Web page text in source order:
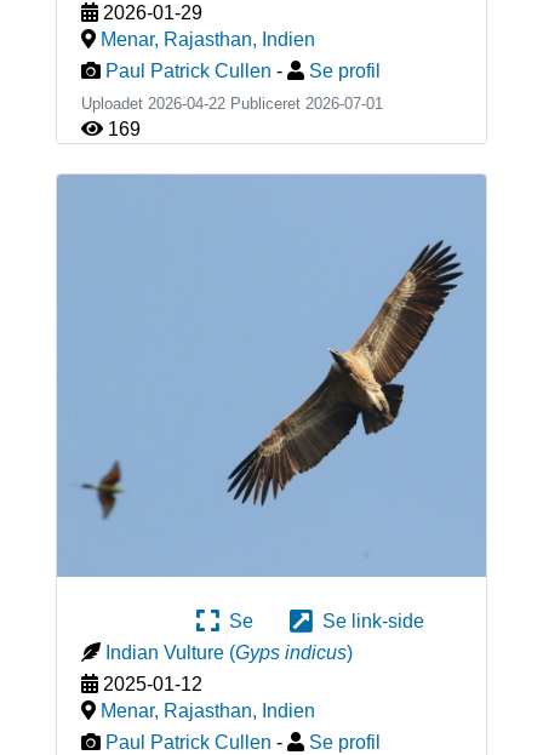
2026-01-29
Menar, Rajasthan, Indien
Paul Patrick Cullen - Se profil
Uploadet 2026-04-22 Publiceret 2026-07-01
169
Se
Se link-side
Indian Vulture (Gyps indicus)
2025-01-12
Menar, Rajasthan, Indien
Paul Patrick Cullen - Se profil